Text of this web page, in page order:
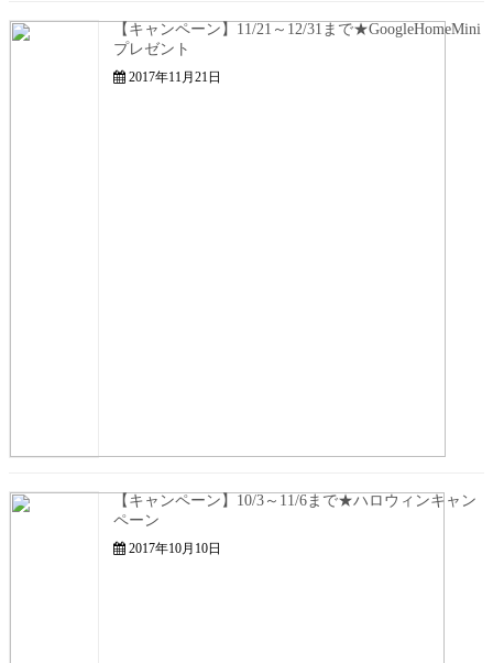
【キャンペーン】11/21～12/31まで★GoogleHomeMini
プレゼント
2017年11月21日
【キャンペーン】10/3～11/6まで★ハロウィンキャン
ペーン
2017年10月10日